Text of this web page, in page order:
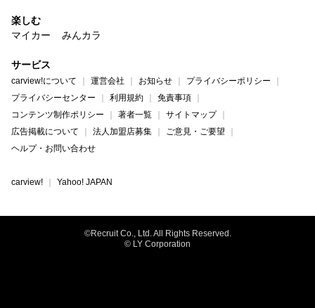
楽しむ
マイカー
みんカラ
サービス
carview!について 運営会社 お知らせ
プライバシーポリシー
プライバシーセンター
利用規約
免責事項
コンテンツ制作ポリシー
著者一覧
サイトマップ
広告掲載について
法人加盟店募集
ご意見・ご要望
ヘルプ・お問い合わせ
carview! Yahoo! JAPAN
©Recruit Co., Ltd. All Rights Reserved.
© LY Corporation